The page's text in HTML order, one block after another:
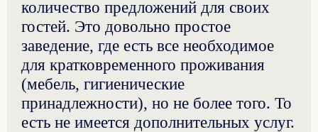
количество предложений для своих
гостей. Это довольно простое
заведение, где есть все необходимое
для кратковременного проживания
(мебель, гигиенические
принадлежности), но не более того. То
есть не имеется дополнительных услуг.